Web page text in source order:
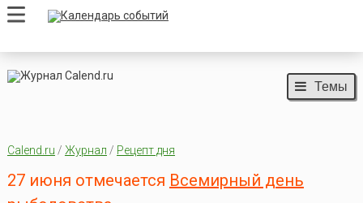
Темы
Calend.ru / Журнал / Рецепт дня
27 июня отмечается Всемирный день